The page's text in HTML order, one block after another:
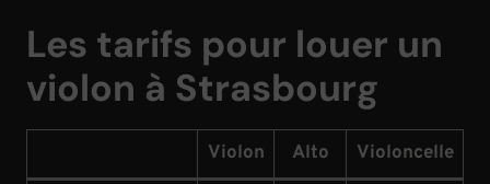
Les tarifs pour louer un
violon à Strasbourg
Violon Alto Violoncelle